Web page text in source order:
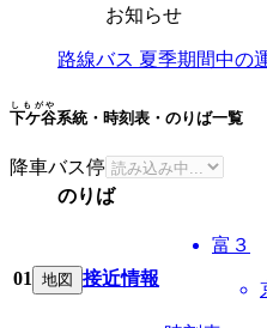
お知らせ
路線バス 夏季期間中の
下ケ谷
しもがや
系統・時刻表・のりば一覧
降車バス停
のりば
01 地図 接近情報
富３